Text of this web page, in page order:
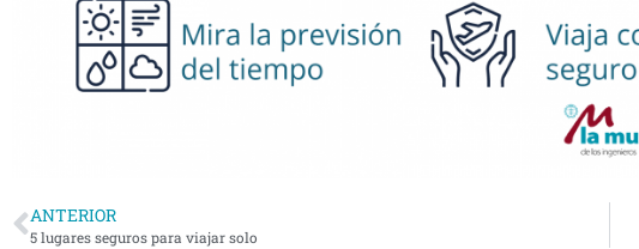
ANTERIOR
5 lugares seguros para viajar solo